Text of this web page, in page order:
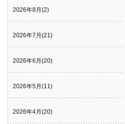
2026年8月(2)
2026年7月(21)
2026年6月(20)
2026年5月(11)
2026年4月(20)